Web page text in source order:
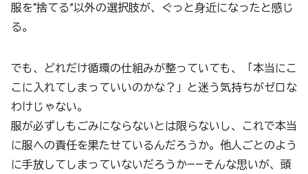
服を“捨てる”以外の選択肢が、ぐっと身近になったと感じ
る。
でも、どれだけ循環の仕組みが整っていても、「本当にこ
こに入れてしまっていいのかな？」と迷う気持ちがゼロな
わけじゃない。
服が必ずしもごみにならないとは限らないし、これで本当
に服への責任を果たせているんだろうか。他人ごとのよう
に手放してしまっていないだろうか——そんな思いが、頭